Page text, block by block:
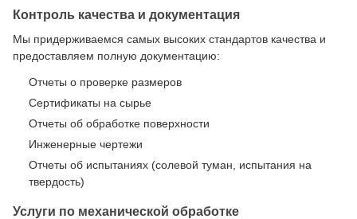
Контроль качества и документация
Мы придерживаемся самых высоких стандартов качества и
предоставляем полную документацию:
Отчеты о проверке размеров
Сертификаты на сырье
Отчеты об обработке поверхности
Инженерные чертежи
Отчеты об испытаниях (солевой туман, испытания на
твердость)
Услуги по механической обработке